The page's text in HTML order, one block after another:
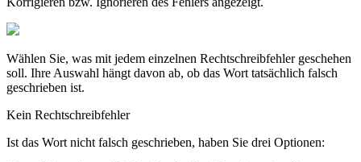
Wählen Sie, was mit jedem einzelnen Rechtschreibfehler geschehen
soll. Ihre Auswahl hängt davon ab, ob das Wort tatsächlich falsch
geschrieben ist.
Kein Rechtschreibfehler
Ist das Wort nicht falsch geschrieben, haben Sie drei Optionen: